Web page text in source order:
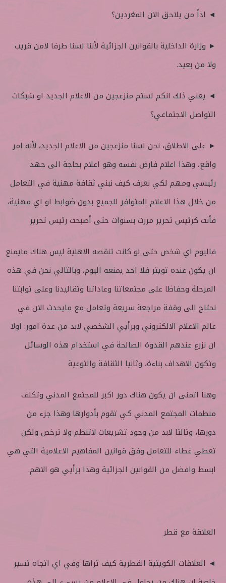
◄ اذاً من يلاحق الان المغردين؟
► وزارة الداخلية بالقوانين الجزائية لأننا لسنا طرفا لامن قريب
ولا من بعيد.
◄ يعني ذلك انكم لستم منزعجين من الاعلام الجديد او شبكات
التواصل الاجتماعي؟
► على الاطلاق، نحن لسنا منزعجين من الاعلام الجديد، لأنه امر
واقع، وهذا اعلام فارض نفسه وهو اعلام بحاجة الى جهد
رئيسي ومهم لكي نعرف كيف نبني ثقافة مهنية في التعامل
من خلال هذا الاعلام المتوافر للجميع بدون ضوابط او اي مهنية،
فأنت كرئيس تحرير مررت بسنوات حتى أصبحت رئيس تحرير
فاليوم اي شخص حتى لو كانت تنقصه الاهلية ليس هناك مايمنع
ان يكون عنده تويتر فلا احد يمنعه اليوم، وبالتالي نحن في هذه
المرحلة وحفاظا على مجتمعاتنا وعاداتنا وتقاليدنا وعلى ثوابتنا
نحتاج الى وقفة مراجعة سريعة وتعامل مع مايحدث الان في
عالم الاعلام الالكتروني وبرأيي الشخصي لابد من عدة امور: اولا
ان نزرع عندهم القدوة الصالحة في استخدام هذه الوسائل
وتكون الاهداف بناءة، وثانيا الثقافة والتوعية
وهنا اتمنى ان يكون هناك دور اكبر للمجتمع المدني وتكلف
منظمات المجتمع المدني كي تقوم بأدوارها وهذا جزء من
دورها، وثالثا لابد من وجود تشريعات لاتنظم ولا ترخص ولكن
تعطي غطاء للتعامل وفق قوانين المفاهيم الاعلامية التي هي
ابسط وافضل من القوانين الجزائية وهذا برأيي هو الاهم.
العلاقة مع قطر
◄ العلاقات الكويتية القطرية كيف تراها وفي اي اتجاه تسير